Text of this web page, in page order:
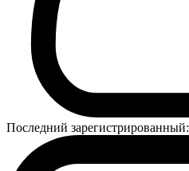
Последний зарегистрированный: